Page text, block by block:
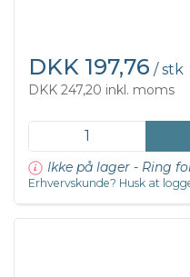
DKK 197,76 / stk
DKK 247,20 inkl. moms
Ikke på lager - Ring
Erhvervskunde? Husk at